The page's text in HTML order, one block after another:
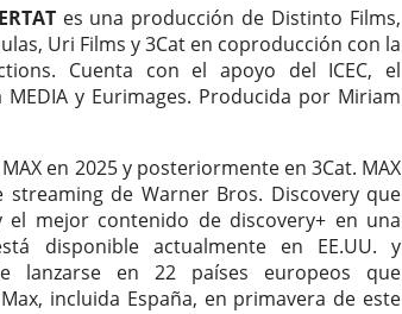
es una producción de Distinto Films,
Uri Films y 3Cat en coproducción con la
Cuenta con el apoyo del ICEC, el
y Eurimages. Producida por Miriam
en 2025 y posteriormente en 3Cat. MAX
de Warner Bros. Discovery que
el mejor contenido de discovery+ en una
disponible actualmente en EE.UU. y
lanzarse en 22 países europeos que
incluida España, en primavera de este